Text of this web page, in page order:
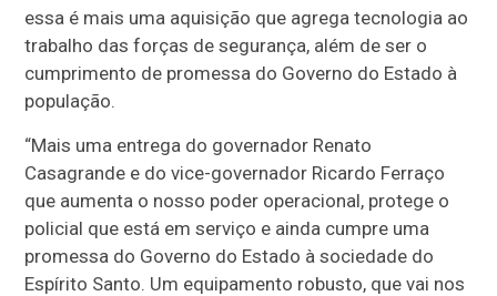
essa é mais uma aquisição que agrega tecnologia ao
trabalho das forças de segurança, além de ser o
cumprimento de promessa do Governo do Estado à
população.
“Mais uma entrega do governador Renato
Casagrande e do vice-governador Ricardo Ferraço
que aumenta o nosso poder operacional, protege o
policial que está em serviço e ainda cumpre uma
promessa do Governo do Estado à sociedade do
Espírito Santo. Um equipamento robusto, que vai nos